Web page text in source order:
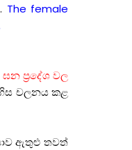
The female
ප්‍රදේශ වල
හිස චලනය කළ
ඇතුළු තවත්